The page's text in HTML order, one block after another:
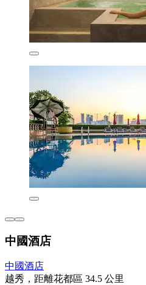
中國酒店
中國酒店
越秀，距離花都區 34.5 公里